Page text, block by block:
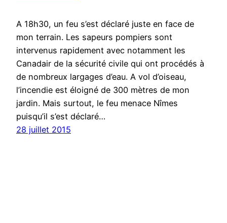
A 18h30, un feu s’est déclaré juste en face de
mon terrain. Les sapeurs pompiers sont
intervenus rapidement avec notamment les
Canadair de la sécurité civile qui ont procédés à
de nombreux largages d’eau. A vol d’oiseau,
l’incendie est éloigné de 300 mètres de mon
jardin. Mais surtout, le feu menace Nîmes
puisqu’il s’est déclaré…
28 juillet 2015